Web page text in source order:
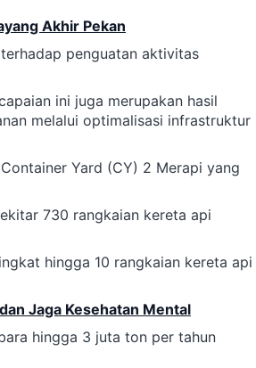
Akhir Pekan
penguatan aktivitas
ini juga merupakan hasil
melalui optimalisasi infrastruktur
Yard (CY) 2 Merapi yang
730 rangkaian kereta api
hingga 10 rangkaian kereta api
Jaga Kesehatan Mental
hingga 3 juta ton per tahun